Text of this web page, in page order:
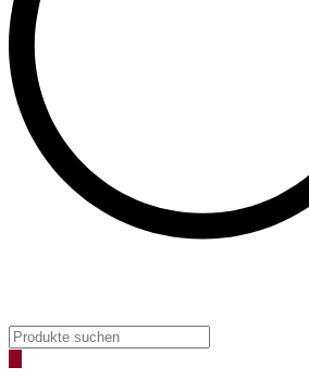
Products
search